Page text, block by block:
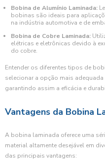
Bobina de Alumínio Laminada:
bobinas são ideais para
na indústria automotiva e de
Bobina de Cobre Laminada:
elétricas e eletrônicas devido à
do cobre.
Entender os diferentes tipos de
selecionar a opção mais
garantindo assim a eficácia e
Vantagens da Bobina
A bobina laminada oferece uma
material altamente desejável em
das principais vantagens: